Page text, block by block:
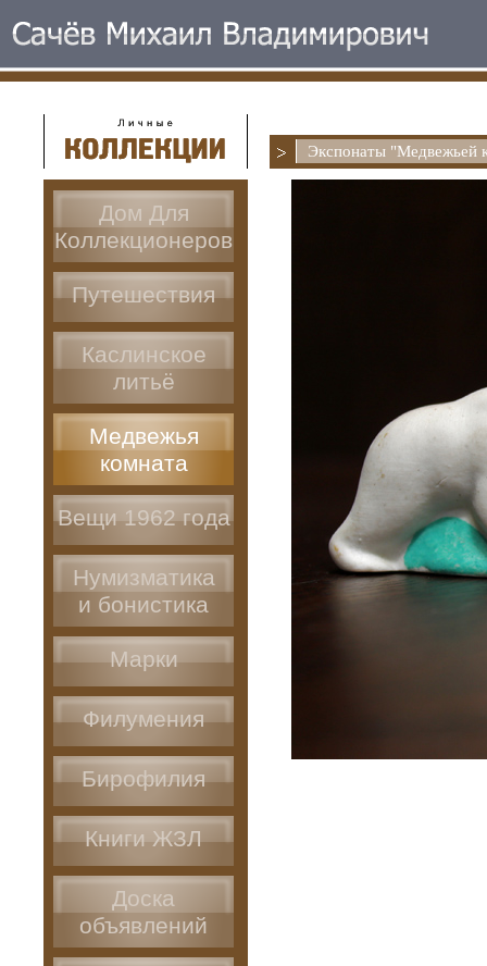
Экспонаты "Медвежьей
Дом Для
Коллекционеров
Путешествия
Каслинское
литьё
Медвежья
комната
Вещи 1962 года
Нумизматика
и бонистика
Марки
Филумения
Бирофилия
Книги ЖЗЛ
Доска
объявлений